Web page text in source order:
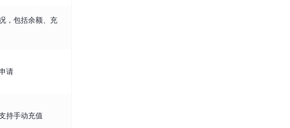
，包括余额、充
请
持手动充值